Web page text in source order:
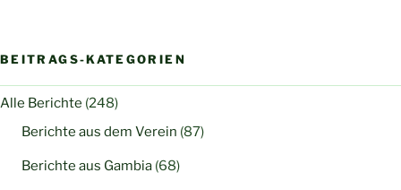
BEITRAGS-KATEGORIEN
Alle Berichte (248)
Berichte aus dem Verein (87)
Berichte aus Gambia (68)